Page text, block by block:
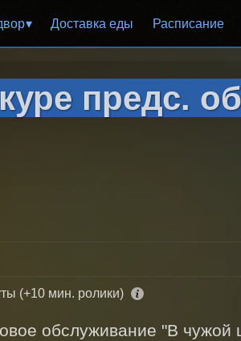
Доставка еды Расписание
предс.
(+10 мин. ролики)
обслуживание "В чужой